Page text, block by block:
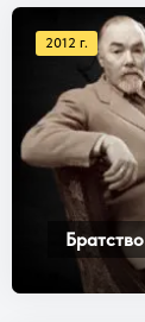
2012 г.
Братство